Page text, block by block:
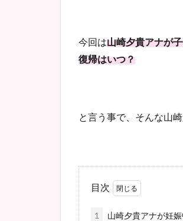
今回は山崎夕貴アナが
復帰はいつ？
と言う事で、そんな山
目次
1 山崎夕貴アナが妊